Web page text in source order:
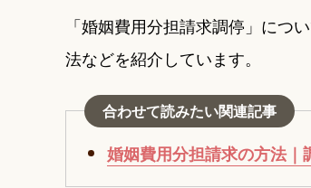
「婚姻費用分担請求調停」につ
法などを紹介しています。
合わせて読みたい関連記事
婚姻費用分担請求の方法